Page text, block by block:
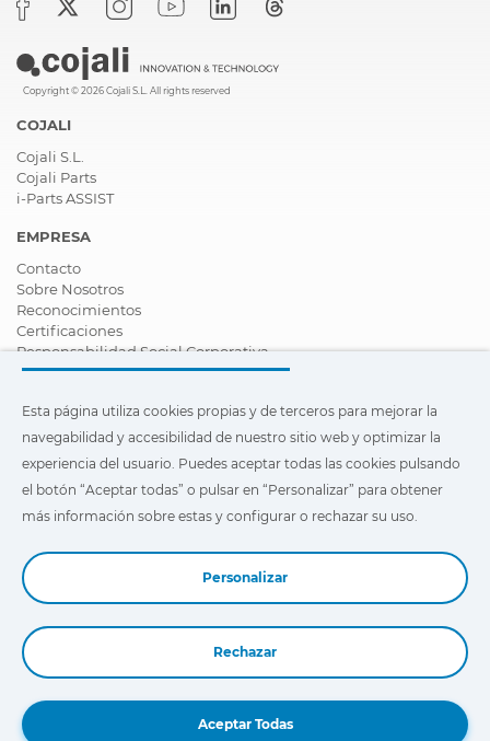
Copyright © 2026 Cojali S.L. All rights reserved
COJALI
Cojali S.L.
Cojali Parts
i-Parts ASSIST
EMPRESA
Contacto
Sobre Nosotros
Reconocimientos
Certificaciones
Responsabilidad Social Corporativa
Ser distribuidor
Vídeos
FAQ - Preguntas Frecuentes
Esta página utiliza cookies propias y de terceros para mejorar la
navegabilidad y accesibilidad de nuestro sitio web y optimizar
la experiencia del usuario. Puedes pulsar en"Configuración"
rechazar su uso.
Esta página utiliza cookies propias y de terceros para mejorar la
navegabilidad y accesibilidad de nuestro sitio web y optimizar la
experiencia del usuario. Puedes aceptar todas las cookies pulsando
el botón “Aceptar todas” o pulsar en “Personalizar” para obtener
más información sobre estas y configurar o rechazar su uso.
Personalizar
Rechazar
Aceptar Todas